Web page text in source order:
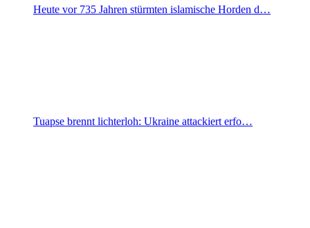
Heute vor 735 Jahren stürmten islamische Horden d…
Tuapse brennt lichterloh: Ukraine attackiert erfo…